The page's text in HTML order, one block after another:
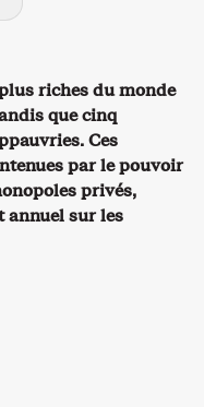
riches du monde
que cinq
Ces
par le pouvoir
privés,
annuel sur les